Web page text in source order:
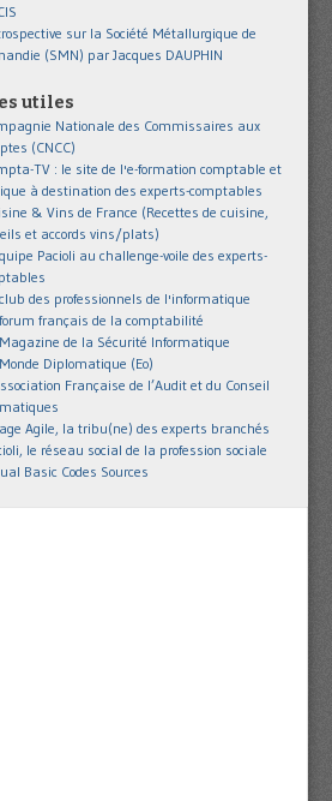
sur la Société Métallurgique de
(SMN) par Jacques DAUPHIN
utiles
Nationale des Commissaires aux
(CNCC)
TV : le site de l'e-formation comptable et
à destination des experts-comptables
& Vins de France (Recettes de cuisine,
et accords vins/plats)
Pacioli au challenge-voile des experts-
des professionnels de l'informatique
français de la comptabilité
de la Sécurité Informatique
Diplomatique (Eo)
Française de l’Audit et du Conseil
Agile, la tribu(ne) des experts branchés
le réseau social de la profession sociale
Basic Codes Sources